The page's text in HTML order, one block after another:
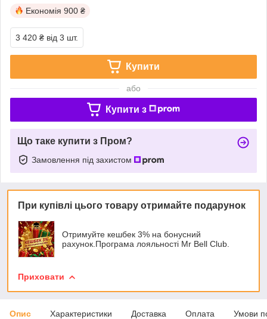
Економія 900 ₴
3 420 ₴ від 3 шт.
Купити
або
Купити з
Що таке купити з Пром?
Замовлення під захистом
При купівлі цього товару отримайте подарунок
Отримуйте кешбек 3% на бонусний
рахунок.Програма лояльності Mr Bell Club.
Приховати
Опис Характеристики Доставка Оплата Умови